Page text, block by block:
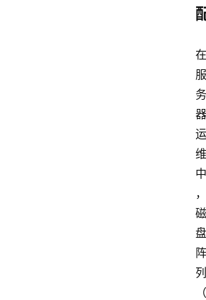
在
服
务
器
运
维
中
，
磁
盘
阵
列
（